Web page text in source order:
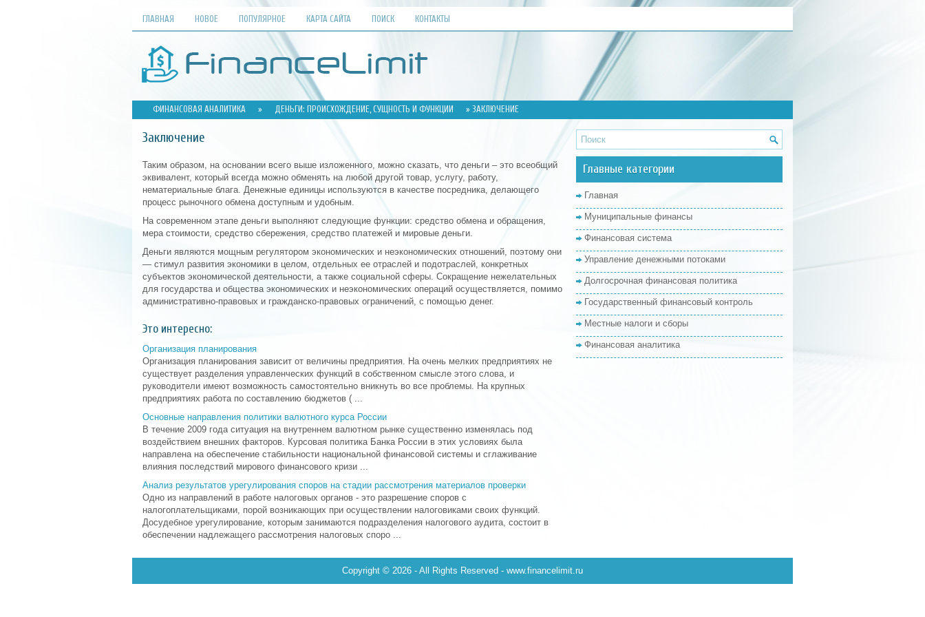
ГЛАВНАЯ НОВОЕ ПОПУЛЯРНОЕ КАРТА САЙТА ПОИСК КОНТАКТЫ
ФИНАНСОВАЯ АНАЛИТИКА » ДЕНЬГИ: ПРОИСХОЖДЕНИЕ, СУЩНОСТЬ И ФУНКЦИИ » ЗАКЛЮЧЕНИЕ
Заключение
Таким образом, на основании всего выше изложенного, можно сказать, что деньги – это всеобщий
эквивалент, который всегда можно обменять на любой другой товар, услугу, работу,
нематериальные блага. Денежные единицы используются в качестве посредника, делающего
процесс рыночного обмена доступным и удобным.
На современном этапе деньги выполняют следующие функции: средство обмена и обращения,
мера стоимости, средство сбережения, средство платежей и мировые деньги.
Деньги являются мощным регулятором экономических и неэкономических отношений, поэтому они
— стимул развития экономики в целом, отдельных ее отраслей и подотраслей, конкретных
субъектов экономической деятельности, а также социальной сферы. Сокращение нежелательных
для государства и общества экономических и неэкономических операций осуществляется, помимо
административно-правовых и гражданско-правовых ограничений, с помощью денег.
Это интересно:
Организация планирования
Организация планирования зависит от величины предприятия. На очень мелких предприятиях не
существует разделения управленческих функций в собственном смысле этого слова, и
руководители имеют возможность самостоятельно вникнуть во все проблемы. На крупных
предприятиях работа по составлению бюджетов ( ...
Основные направления политики валютного курса России
В течение 2009 года ситуация на внутреннем валютном рынке существенно изменялась под
воздействием внешних факторов. Курсовая политика Банка России в этих условиях была
направлена на обеспечение стабильности национальной финансовой системы и сглаживание
влияния последствий мирового финансового кризи ...
Анализ результатов урегулирования споров на стадии рассмотрения материалов проверки
Одно из направлений в работе налоговых органов - это разрешение споров с
налогоплательщиками, порой возникающих при осуществлении налоговиками своих функций.
Досудебное урегулирование, которым занимаются подразделения налогового аудита, состоит в
обеспечении надлежащего рассмотрения налоговых споро ...
Главные категории
Главная
Муниципальные финансы
Финансовая система
Управление денежными потоками
Долгосрочная финансовая политика
Государственный финансовый контроль
Местные налоги и сборы
Финансовая аналитика
Copyright © 2026 - All Rights Reserved - www.financelimit.ru